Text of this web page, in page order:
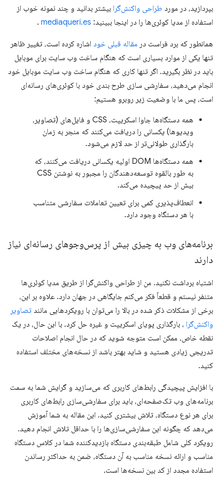
بپردازید، در مورد طراحی واکنش‌گرا بیشتر بدانید و چند نمونه خوب از
استفاده از مدیا کوئری‌ها را در اینجا ببینید: mediaqueri.es
.
همانطور که برد فراست در مقاله قبلی خود اشاره کرده است، تغییر ظاهر
تنها یکی از موارد بسیاری است که هنگام ساخت وب سایت برای موبایل
باید در نظر بگیرید. اگر تنها کاری که هنگام ساخت وب سایت موبایل خود
انجام می‌دهید، سفارشی سازی طرح بندی خود با کوئری‌های رسانه‌ای
است، پس ما با وضعیت زیر روبرو هستیم:
همه دستگاه‌ها جاوا اسکریپت، CSS و فایل‌های (تصاویر،
ویدیوها) یکسانی را دریافت می‌کنند که منجر به زمان
بارگذاری طولانی‌تر از حد لازم می‌شود.
همه دستگاه‌ها DOM اولیه یکسانی دریافت می‌کنند، که
به طور بالقوه توسعه‌دهندگان را مجبور به نوشتن CSS
بیش از حد پیچیده می‌کند.
انعطاف‌پذیری کمی برای تعیین تعاملات سفارشی متناسب
با هر دستگاه وجود دارد.
برنامه‌های وب به چیزی بیش از پرس‌وجوهای رسانه‌ای نیاز
دارند
اشتباه برداشت نکنید. من از طراحی واکنش‌گرا از طریق مدیا کوئری‌ها
متنفر نیستم و قطعاً فکر می‌کنم جایگاهی در جهان دارد. علاوه بر این،
برخی از مشکلات ذکر شده در بالا را می‌توان با رویکردهایی مانند تصاویر
واکنش‌گرا ، بارگذاری پویای اسکریپت و غیره حل کرد. با این حال، در یک
نقطه خاص، ممکن است متوجه شوید که در حال انجام اصلاحات
تدریجی زیادی هستید و شاید بهتر باشد از نسخه‌های مختلف استفاده
کنید.
با افزایش پیچیدگی رابط‌های کاربری که می‌سازید و گرایش شما به سمت
برنامه‌های وب تک‌صفحه‌ای، باید برای سفارشی‌سازی رابط‌های کاربری
برای هر نوع دستگاه، تلاش بیشتری کنید. این مقاله به شما آموزش
می‌دهد که چگونه این سفارشی‌سازی‌ها را با حداقل تلاش انجام دهید.
رویکرد کلی شامل طبقه‌بندی دستگاه بازدیدکننده شما در کلاس دستگاه
مناسب و ارائه نسخه مناسب به آن دستگاه، ضمن به حداکثر رساندن
استفاده مجدد از کد بین نسخه‌ها است.